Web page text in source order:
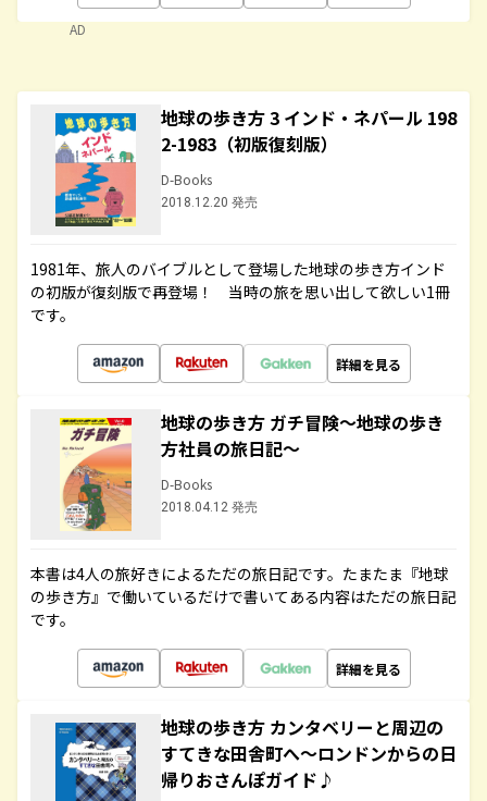
AD
地球の歩き方 3 インド・ネパール 198
2-1983（初版復刻版）
D-Books
2018.12.20 発売
1981年、旅人のバイブルとして登場した地球の歩き方インド
の初版が復刻版で再登場！ 当時の旅を思い出して欲しい1冊
です。
詳細を見る
地球の歩き方 ガチ冒険～地球の歩き
方社員の旅日記～
D-Books
2018.04.12 発売
本書は4人の旅好きによるただの旅日記です。たまたま『地球
の歩き方』で働いているだけで書いてある内容はただの旅日記
です。
詳細を見る
地球の歩き方 カンタベリーと周辺の
すてきな田舎町へ～ロンドンからの日
帰りおさんぽガイド♪